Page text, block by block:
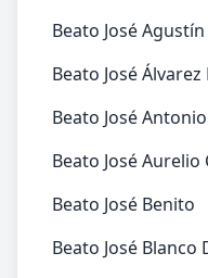
Beato José
Beato José
Beato José
Beato José
Beato José Benito
Beato José Blanco